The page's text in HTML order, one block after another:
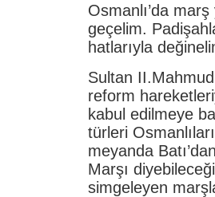
Osmanlı’da
geçelim.
hatlarıyla
Sultan
reform
kabul edilmeye
türleri
meyanda
Marşı
simgeleyen